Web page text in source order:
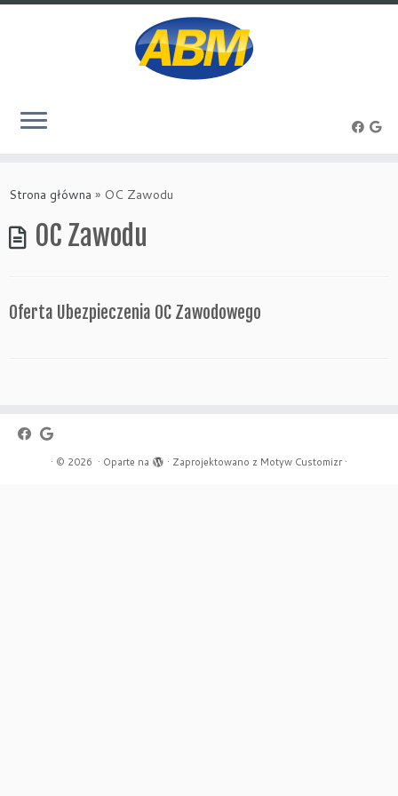
doStrona główna » OC Zawodu
OC Zawodu
Oferta Ubezpieczenia OC Zawodowego
· © 2026 · Oparte na · Zaprojektowano z Motyw Customizr·